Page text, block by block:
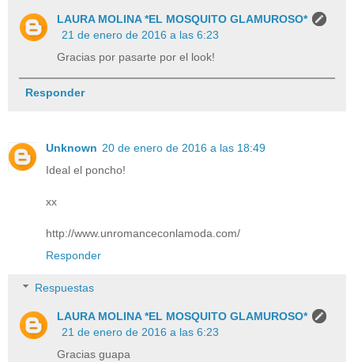
LAURA MOLINA *EL MOSQUITO GLAMUROSO*
21 de enero de 2016 a las 6:23
Gracias por pasarte por el look!
Responder
Unknown 20 de enero de 2016 a las 18:49
Ideal el poncho!
xx
http://www.unromanceconlamoda.com/
Responder
Respuestas
LAURA MOLINA *EL MOSQUITO GLAMUROSO*
21 de enero de 2016 a las 6:23
Gracias guapa